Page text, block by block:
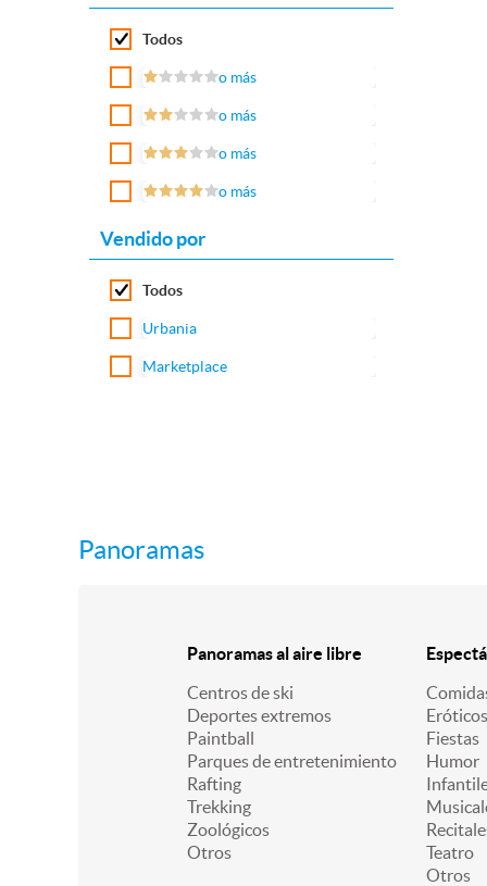
Todos
o más
o más
o más
o más
Vendido por
Todos
Urbania
Marketplace
Panoramas
Panoramas al aire libre
Centros de ski
Deportes extremos
Paintball
Parques de entretenimiento
Rafting
Trekking
Zoológicos
Otros
Eróticos
Fiestas
Humor
Teatro
Otros